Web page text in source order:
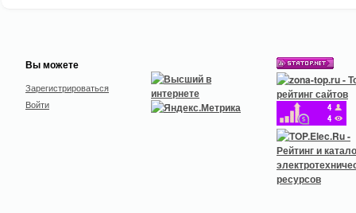
Вы можете
Зарегистрироваться
Войти